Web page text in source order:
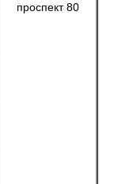
проспект 80